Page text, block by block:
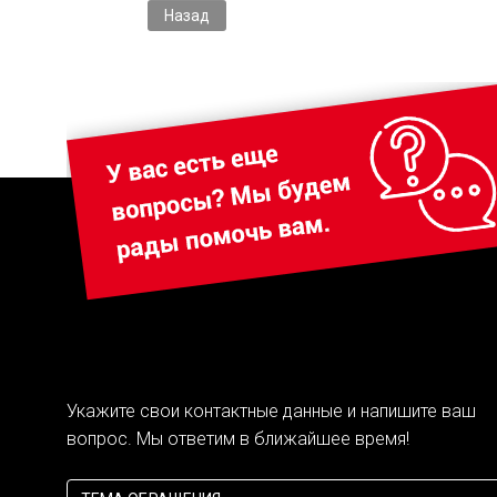
Предыдущий: Национальный чемпионат
Назад
Укажите свои контактные данные и напишите ваш
вопрос. Мы ответим в ближайшее время!